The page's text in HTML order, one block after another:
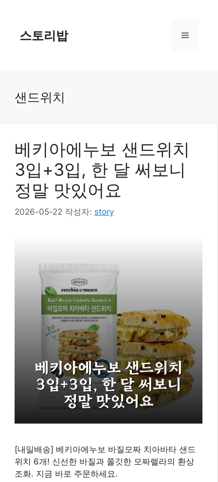
스토리밥 메
샌드위치
베키아에누보 샌드위치
3입+3입, 한 달 써보니
정말 맛있어요
2026-05-22 작성자: story
[내일배송] 베키아에누보 바질모짜 치아바타 샌드
위치 6개! 신선한 바질과 쫄깃한 모짜렐라의 환상
조화. 지금 바로 주문하세요.